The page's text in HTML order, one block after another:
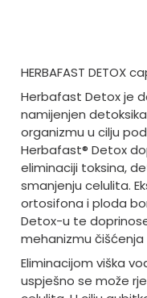
HERBAFAST DETOX
Herbafast Detox je
namijenjen
organizmu u cilju
Herbafast® Detox
eliminaciji toksina,
smanjenju celulita.
ortosifona i ploda
Detox-u te
mehanizmu
Eliminacijom viška
uspješno se može